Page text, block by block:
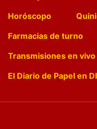
Horóscopo
Farmacias de turno
Transmisiones en vivo
El Diario de Papel en